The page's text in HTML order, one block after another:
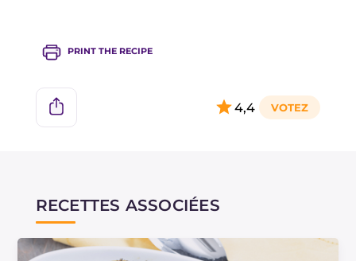
PRINT THE RECIPE
4,4
RECETTES ASSOCIÉES